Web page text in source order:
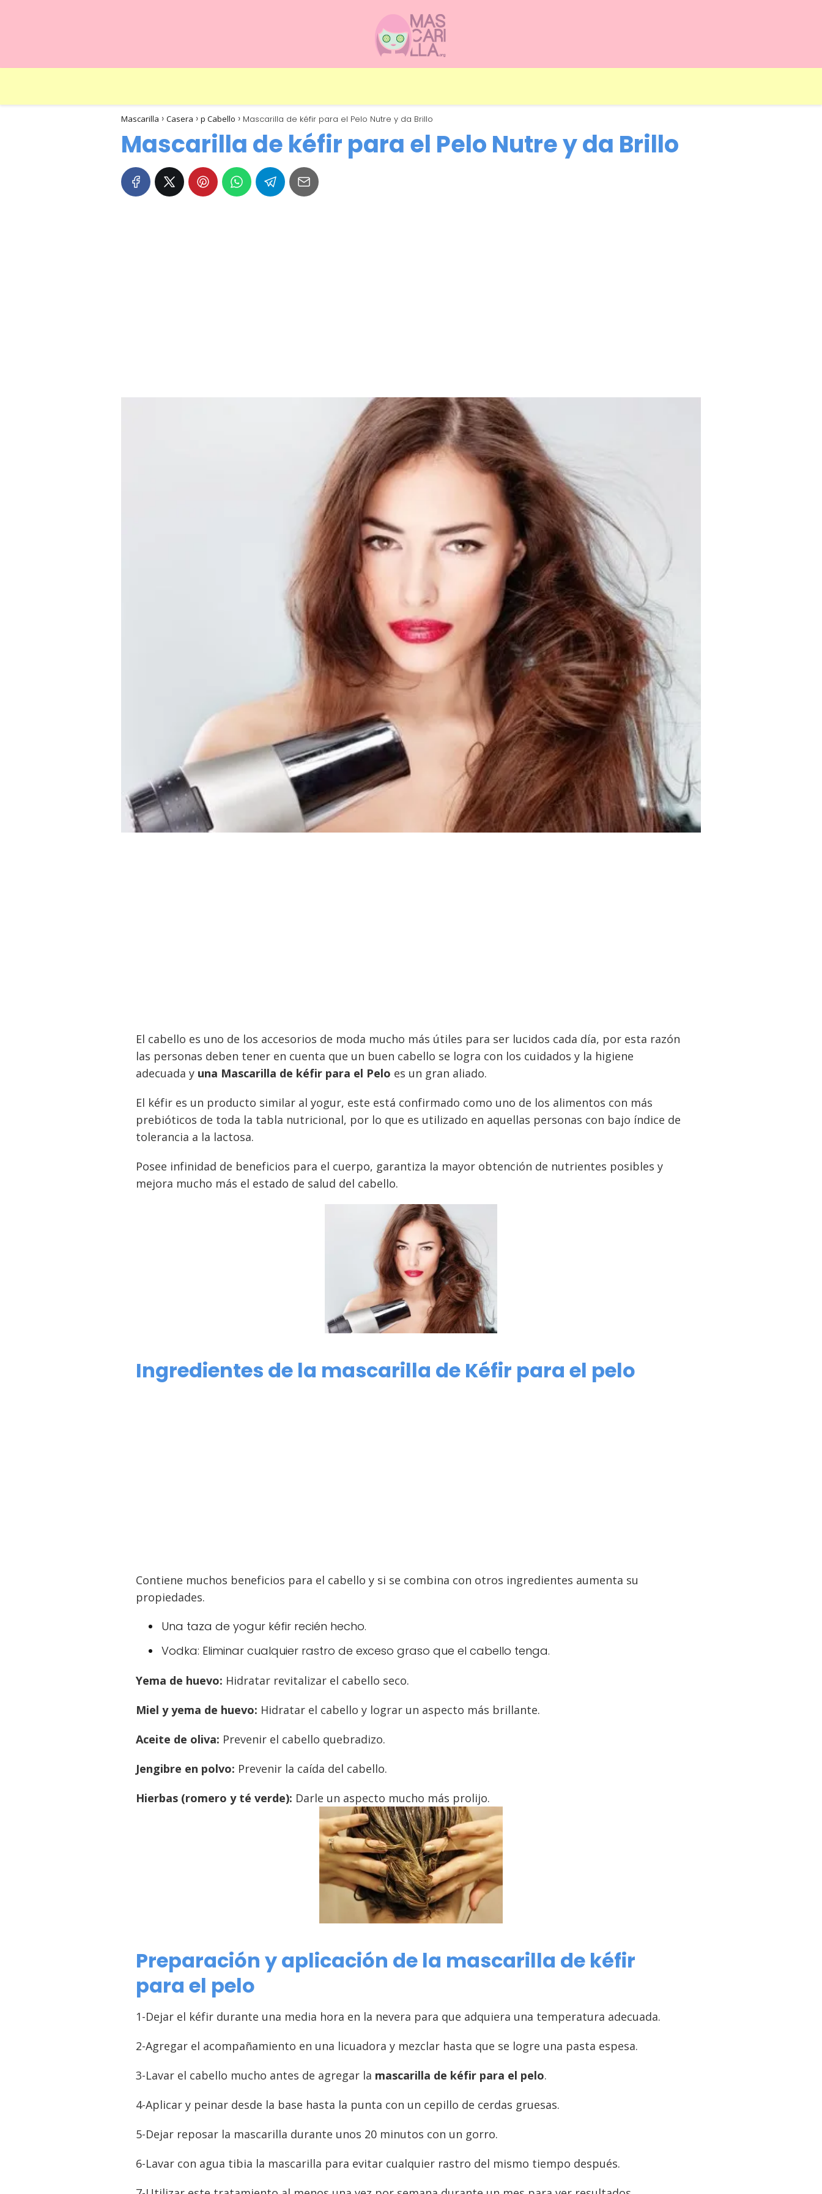
Mascarilla Casera p Cabello Mascarilla de kéfir para el Pelo Nutre y da Brillo
Mascarilla de kéfir para el Pelo Nutre y da Brillo
El cabello es uno de los accesorios de moda mucho más útiles para ser lucidos cada día, por esta razón
las personas deben tener en cuenta que un buen cabello se logra con los cuidados y la higiene
adecuada y una Mascarilla de kéfir para el Pelo es un gran aliado.
El kéfir es un producto similar al yogur, este está confirmado como uno de los alimentos con más
prebióticos de toda la tabla nutricional, por lo que es utilizado en aquellas personas con bajo índice de
tolerancia a la lactosa.
Posee infinidad de beneficios para el cuerpo, garantiza la mayor obtención de nutrientes posibles y
mejora mucho más el estado de salud del cabello.
Ingredientes de la mascarilla de Kéfir para el pelo
Contiene muchos beneficios para el cabello y si se combina con otros ingredientes aumenta su
propiedades.
Una taza de yogur kéfir recién hecho.
Vodka: Eliminar cualquier rastro de exceso graso que el cabello tenga.
Yema de huevo: Hidratar revitalizar el cabello seco.
Miel y yema de huevo: Hidratar el cabello y lograr un aspecto más brillante.
Aceite de oliva: Prevenir el cabello quebradizo.
Jengibre en polvo: Prevenir la caída del cabello.
Hierbas (romero y té verde): Darle un aspecto mucho más prolijo.
Preparación y aplicación de la mascarilla de kéfir
para el pelo
1-Dejar el kéfir durante una media hora en la nevera para que adquiera una temperatura adecuada.
2-Agregar el acompañamiento en una licuadora y mezclar hasta que se logre una pasta espesa.
3-Lavar el cabello mucho antes de agregar la mascarilla de kéfir para el pelo.
4-Aplicar y peinar desde la base hasta la punta con un cepillo de cerdas gruesas.
5-Dejar reposar la mascarilla durante unos 20 minutos con un gorro.
6-Lavar con agua tibia la mascarilla para evitar cualquier rastro del mismo tiempo después.